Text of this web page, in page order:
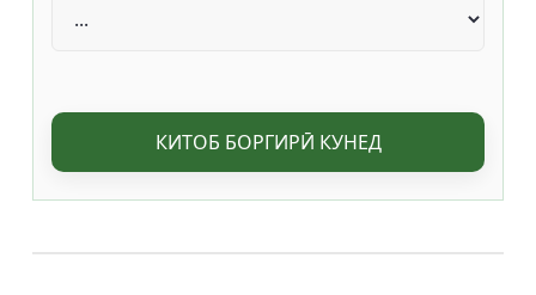
КИТОБ БОРГИРӢ КУНЕД